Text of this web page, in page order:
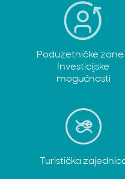
Poduzetničke
Investicijske
mogućnosti
Turistička